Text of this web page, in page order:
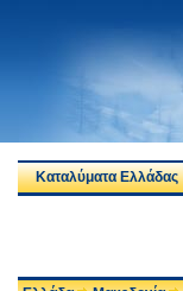
Καταλύματα Ελλάδας